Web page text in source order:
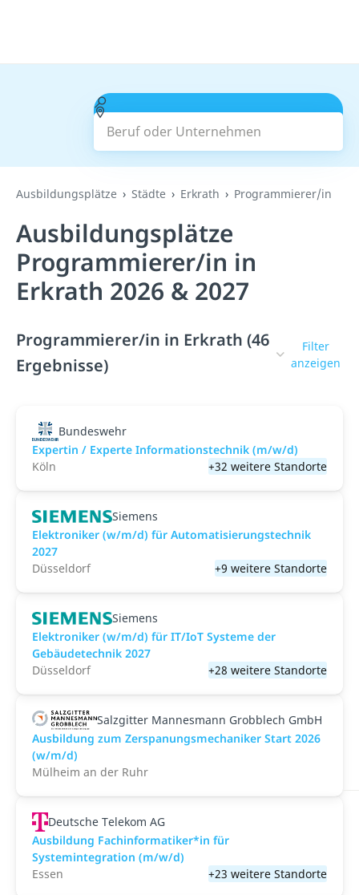
Beruf oder Unternehmen
Suchen
Ausbildungsplätze Städte Erkrath Programmierer/in
Ausbildungsplätze
Programmierer/in in
Erkrath 2026 & 2027
Programmierer/in in Erkrath (46
Ergebnisse)
Filter
anzeigen
Bundeswehr
Expertin / Experte Informationstechnik (m/w/d)
Köln
+32 weitere Standorte
Siemens
Elektroniker (w/m/d) für Automatisierungstechnik
2027
Düsseldorf
+9 weitere Standorte
Siemens
Elektroniker (w/m/d) für IT/IoT Systeme der
Gebäudetechnik 2027
Düsseldorf
+28 weitere Standorte
Salzgitter Mannesmann Grobblech GmbH
Ausbildung zum Zerspanungsmechaniker Start 2026
(w/m/d)
Mülheim an der Ruhr
Deutsche Telekom AG
Ausbildung Fachinformatiker*in für
Systemintegration (m/w/d)
Essen
+23 weitere Standorte